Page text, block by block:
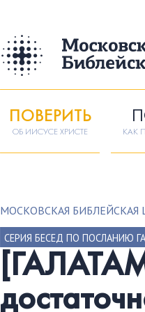
ПОВЕРИТЬ
ОБ ИИСУСЕ ХРИСТЕ КАК
МОСКОВСКАЯ БИБЛЕЙСКАЯ
СЕРИЯ БЕСЕД ПО ПОСЛАНИЮ